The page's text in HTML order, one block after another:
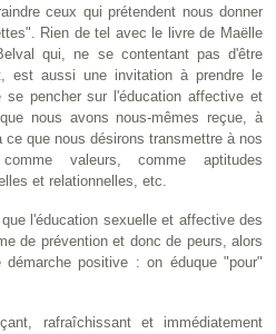
ceux qui prétendent nous donner
Rien de tel avec le livre de Maëlle
qui, ne se contentant pas d'être
est aussi une invitation à prendre le
se pencher sur l'éducation affective et
nous avons nous-mêmes reçue, à
ce que nous désirons transmettre à nos
valeurs, comme aptitudes
et relationnelles, etc.
l'éducation sexuelle et affective des
de prévention et donc de peurs, alors
démarche positive : on éduque "pour"
rafraîchissant et immédiatement